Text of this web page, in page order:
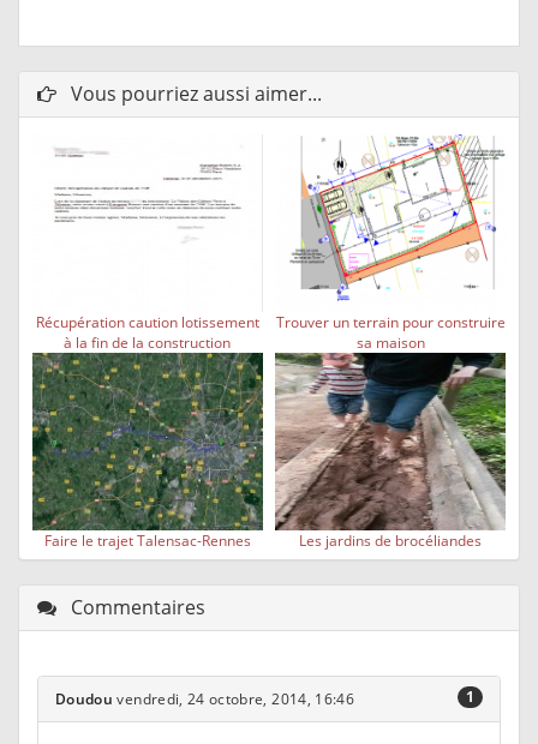
Vous pourriez aussi aimer...
Récupération caution lotissement
à la fin de la construction
Trouver un terrain pour construire
sa maison
Faire le trajet Talensac-Rennes Les jardins de brocéliandes
Commentaires
Doudou vendredi, 24 octobre, 2014, 16:46 1